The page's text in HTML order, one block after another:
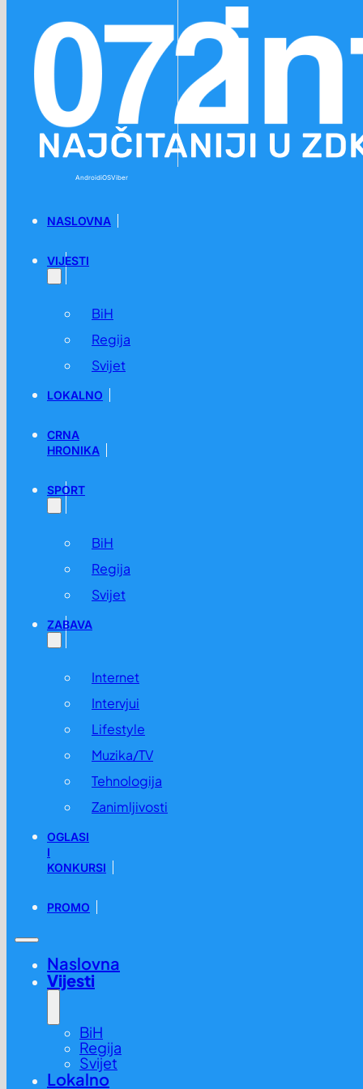
AndroidiOSViber
NASLOVNA
VIJESTI
BiH
Regija
Svijet
LOKALNO
CRNA
HRONIKA
SPORT
BiH
Regija
Svijet
ZABAVA
Internet
Intervjui
Lifestyle
Muzika/TV
Tehnologija
Zanimljivosti
OGLASI
I
KONKURSI
PROMO
Naslovna
Vijesti
BiH
Regija
Svijet
Lokalno